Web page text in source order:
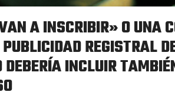
A INSCRIBIR» O UNA
REGISTRAL
DEBERÍA INCLUIR